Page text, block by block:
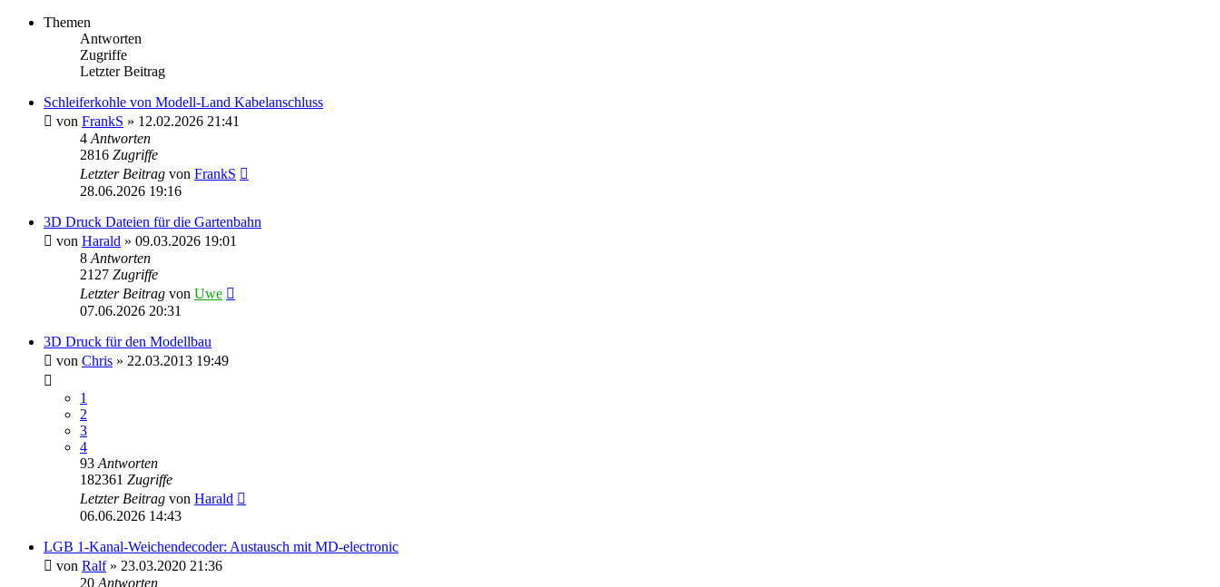
Themen
Antworten
Zugriffe
Letzter Beitrag
Schleiferkohle von Modell-Land Kabelanschluss
von FrankS » 12.02.2026 21:41
4 Antworten
2816 Zugriffe
Letzter Beitrag von FrankS
28.06.2026 19:16
3D Druck Dateien für die Gartenbahn
von Harald » 09.03.2026 19:01
8 Antworten
2127 Zugriffe
Letzter Beitrag von Uwe
07.06.2026 20:31
3D Druck für den Modellbau
von Chris » 22.03.2013 19:49
1
2
3
4
93 Antworten
182361 Zugriffe
Letzter Beitrag von Harald
06.06.2026 14:43
LGB 1-Kanal-Weichendecoder: Austausch mit MD-electronic
von Ralf» 23.03.2020 21:36
20 Antworten